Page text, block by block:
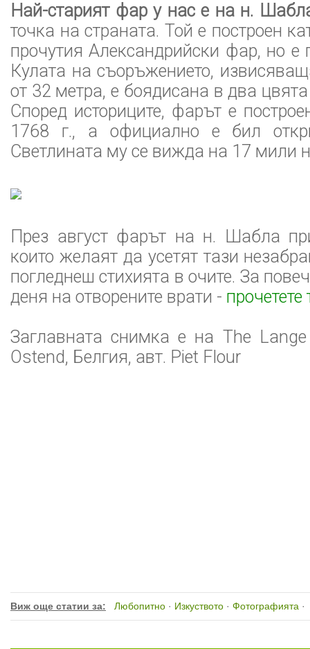
Най-старият фар у нас е на н.
точка на страната. Той е построен
прочутия Александрийски фар, но е
Кулата на съоръжението,
от 32 метра, е боядисана в два
Според историците, фарът е
1768 г., а официално е бил
Светлината му се вижда на 17 мили
През август фарът на н. Шабла
които желаят да усетят тази
погледнеш стихията в очите. За
деня на отворените врати - прочетете
Заглавната снимка е на The
Ostend, Белгия, авт. Piet Flour
Виж още статии за: Любопитно · Изкуството · Фотографията ·